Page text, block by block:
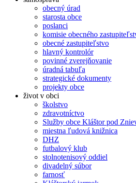
obecný úrad
starosta obce
poslanci
komisie obecného
obecné zastupiteľstvo
hlavný kontrolór
povinné zverejňovanie
úradná tabuľa
strategické dokumenty
projekty obce
život v obci
školstvo
zdravotníctvo
Služby obce Kláštor pod
miestna ľudová knižnica
DHZ
futbalový klub
stolnotenisový oddiel
divadelný súbor
farnosť